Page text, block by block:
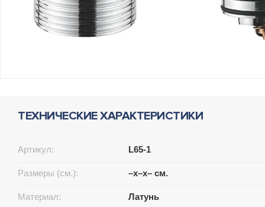
ТЕХНИЧЕСКИЕ ХАРАКТЕРИСТИКИ
Артикул: L65-1
Размеры (см.): –x–x– см.
Материал: Латунь